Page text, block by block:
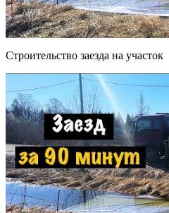
Строительство заезда на участок